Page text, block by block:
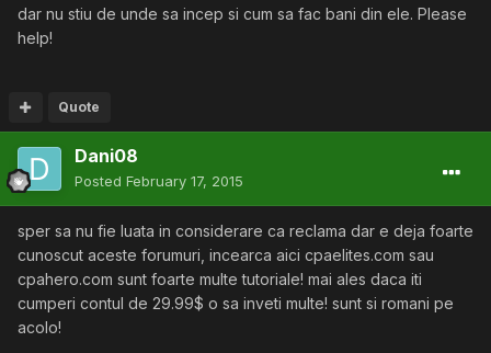
dar nu stiu de unde sa incep si cum sa fac bani din ele. Please
help!
Quote
Dani08
Posted February 17, 2015
sper sa nu fie luata in considerare ca reclama dar e deja foarte
cunoscut aceste forumuri, incearca aici cpaelites.com sau
cpahero.com sunt foarte multe tutoriale! mai ales daca iti
cumperi contul de 29.99$ o sa inveti multe! sunt si romani pe
acolo!